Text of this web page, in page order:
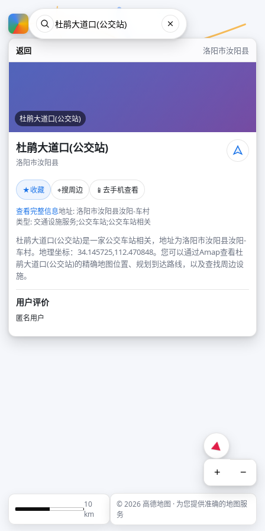
返回 洛阳市汝阳县
杜鹃大道口(公交站)
杜鹃大道口(公交站)
洛阳市汝阳县
★收藏 ⌖搜周边 📱 去手机查看
查看完整信息地址: 洛阳市汝阳县汝阳-车村
类型: 交通设施服务;公交车站;公交车站相关
杜鹃大道口(公交站)是一家公交车站相关，地址为洛阳市汝阳县汝阳-
车村。地理坐标：34.145725,112.470848。您可以通过Amap查看杜
鹃大道口(公交站)的精确地图位置、规划到达路线，以及查找周边设
施。
用户评价
匿名用户
+ −
10
km
© 2026 高德地图 · 为您提供准确的地图服
务